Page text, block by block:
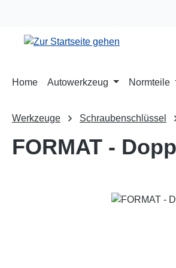
Home Autowerkzeug Normteile
Werkzeuge Schraubenschlüssel
FORMAT -
Bildergalerie überspringen